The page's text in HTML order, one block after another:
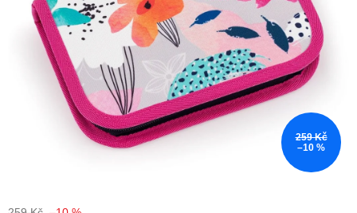
259 Kč
–10 %